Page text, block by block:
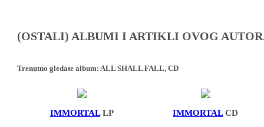
(OSTALI) ALBUMI I ARTIKLI OVOG
Trenutno gledate album: ALL SHALL FALL, CD
IMMORTALLP IMMORTALCD